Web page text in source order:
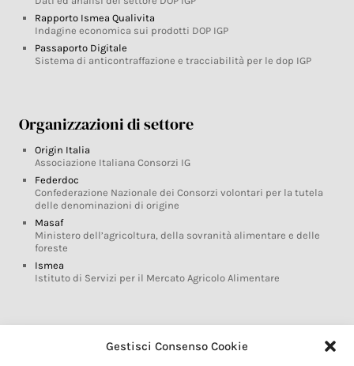
Gestisci Consenso Cookie
Rapporto Ismea Qualivita
Indagine economica sui prodotti DOP IGP
Passaporto Digitale
Sistema di anticontraffazione e tracciabilità per le dop IGP
Organizzazioni di settore
Origin Italia
Associazione Italiana Consorzi IG
Federdoc
Confederazione Nazionale dei Consorzi volontari per la tutela
delle denominazioni di origine
Masaf
Ministero dell’agricoltura, della sovranità alimentare e delle
foreste
Ismea
Istituto di Servizi per il Mercato Agricolo Alimentare
Glossario DOP IGP